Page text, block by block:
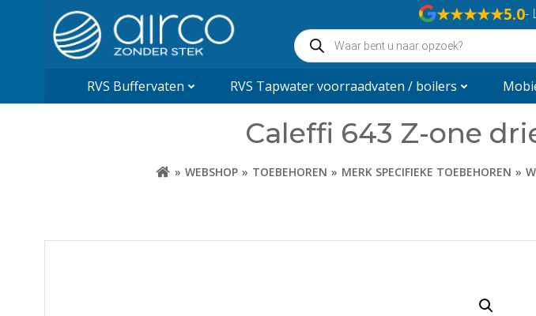
★★★★★5.0-
Producten
zoeken
RVS Buffervaten RVS Tapwater voorraadvaten / boilers
Caleffi 643 Z-one
WEBSHOP TOEBEHOREN MERK SPECIFIEKE TOEBEHOREN